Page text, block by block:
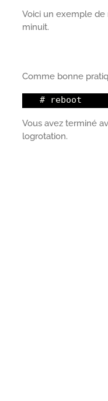
Voici un exemple
minuit.
Comme bonne
# reboot
Vous avez terminé
logrotation.